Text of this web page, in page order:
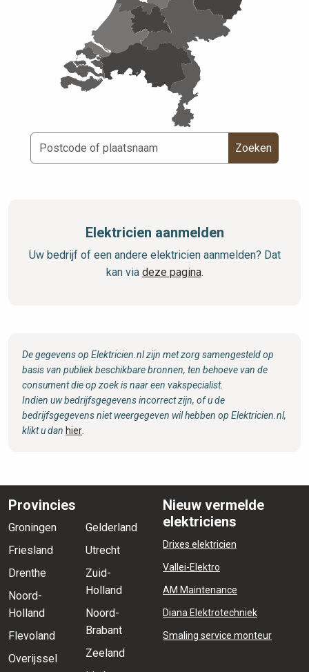
Zoeken
Elektricien aanmelden
Uw bedrijf of een andere elektricien aanmelden? Dat
kan via deze pagina.
De gegevens op Elektricien.nl zijn met zorg samengesteld op
basis van publiek beschikbare bronnen, ten behoeve van de
consument die op zoek is naar een vakspecialist.
Indien uw bedrijfsgegevens incorrect zijn, of u de
bedrijfsgegevens niet weergegeven wil hebben op Elektricien.nl,
klikt u dan hier
Provincies
Groningen
Friesland
Drenthe
Noord-
Holland
Flevoland
Overijssel
Gelderland
Utrecht
Zuid-
Holland
Noord-
Brabant
Zeeland
Nieuw vermelde
elektriciens
Drixes elektricien
Vallei-Elektro
AM Maintenance
Diana Elektrotechniek
Smaling service monteur